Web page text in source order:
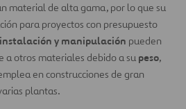
material de alta gama, por lo que su
para proyectos con presupuesto
instalación y manipulación pueden
a otros materiales debido a su peso,
en construcciones de gran
plantas.